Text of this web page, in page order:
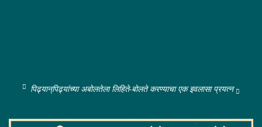
पिढ्यान्‌पिढ्यांच्या अबोलतेला लिहिते-बोलते करण्याचा एक इवलासा प्रयत्न